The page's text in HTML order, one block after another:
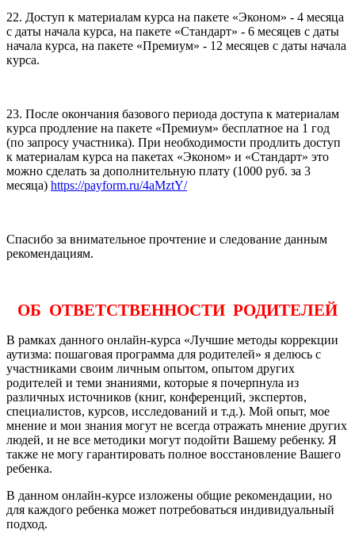
22. Доступ к материалам курса на пакете «Эконом» - 4 месяца
с даты начала курса, на пакете «Стандарт» - 6 месяцев с даты
начала курса, на пакете «Премиум» - 12 месяцев с даты начала
курса.
23. После окончания базового периода доступа к материалам
курса продление на пакете «Премиум» бесплатное на 1 год
(по запросу участника). При необходимости продлить доступ
к материалам курса на пакетах «Эконом» и «Стандарт» это
можно сделать за дополнительную плату (1000 руб. за 3
месяца) https://payform.ru/4aMztY/
Спасибо за внимательное прочтение и следование данным
рекомендациям.
ОБ ОТВЕТСТВЕННОСТИ РОДИТЕЛЕЙ
В рамках данного онлайн-курса «Лучшие методы коррекции
аутизма: пошаговая программа для родителей» я делюсь с
участниками своим личным опытом, опытом других
родителей и теми знаниями, которые я почерпнула из
различных источников (книг, конференций, экспертов,
специалистов, курсов, исследований и т.д.). Мой опыт, мое
мнение и мои знания могут не всегда отражать мнение других
людей, и не все методики могут подойти Вашему ребенку. Я
также не могу гарантировать полное восстановление Вашего
ребенка.
В данном онлайн-курсе изложены общие рекомендации, но
для каждого ребенка может потребоваться индивидуальный
подход.